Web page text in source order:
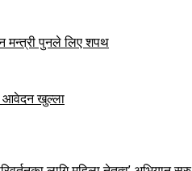
मन्त्री पुनले लिए शपथ
आवेदन खुल्ला